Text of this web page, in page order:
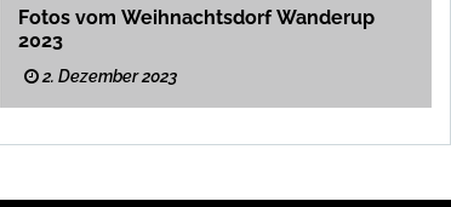
Fotos vom Weihnachtsdorf Wanderup
2023
2. Dezember 2023